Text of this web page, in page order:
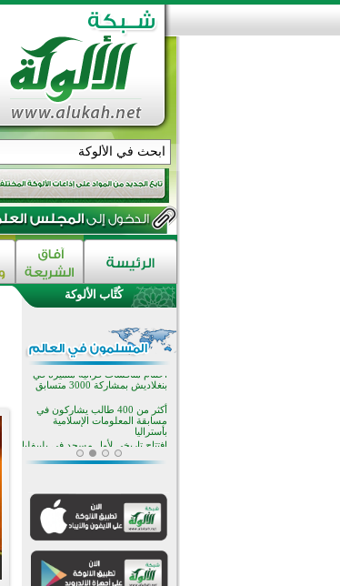
كُتَّاب الألوكة
اختتام الدورة التاسعة لمسابقة حفظ
وتلاوة القرآن الكريم في أزناكاييف
تيسليتش تختتم برنامجا تعليميا لتعزيز
القيم وبناء الشخصية للشباب
المسلمين
اختتام منافسات قرآنية متميزة في
أكثر من 400 طالب يشاركون في
مسابقة المعلومات الإسلامية
بأستراليا
افتتاح تاريخي لأول مسجد في بلييفليا
بالجبل الأسود منذ أكثر من قرن
منطقة ريبوفسي تحتفل بميلاد
مسجد جديد في أجواء إيمانية مميزة
أكبر مشروع إسلامي في ريف
أستراليا يفتتح أبوابه بعد سنوات من
الصيفية للمسلمين في بينزا
وساراتوف وموردوفيا هذا العام
اختتام الدورة التاسعة لمسابقة حفظ
وتلاوة القرآن الكريم في أزناكاييف
تيسليتش تختتم برنامجا تعليميا لتعزيز
القيم وبناء الشخصية للشباب
المسلمين